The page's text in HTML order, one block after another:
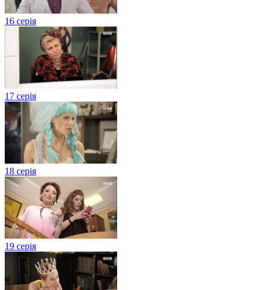
16 серія
17 серія
18 серія
19 серія